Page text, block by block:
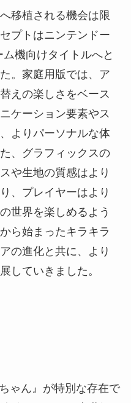
移植される機会は限
プトはニンテンドー
機向けタイトルへと
。家庭用版では、ア
えの楽しさをベース
ケーション要素やス
よりパーソナルな体
、グラフィックスの
や生地の質感はより
、プレイヤーはより
世界を楽しめるよう
ら始まったキラキラ
の進化と共に、より
していきました。
ゃん』が特別な存在で